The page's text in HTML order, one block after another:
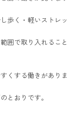
歩く・軽いストレッ
囲で取り入れること
くする働きがありま
とおりです。